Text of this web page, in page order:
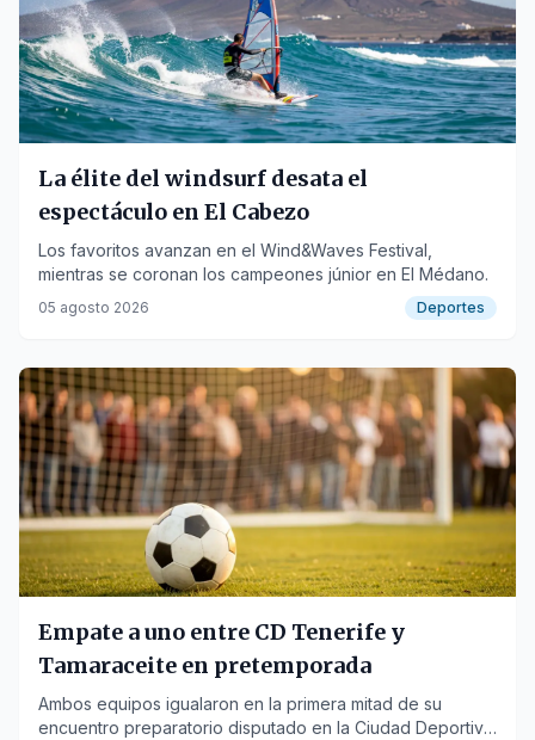
La élite del windsurf desata el
espectáculo en El Cabezo
Los favoritos avanzan en el Wind&Waves Festival,
mientras se coronan los campeones júnior en El Médano.
05 agosto 2026 Deportes
Empate a uno entre CD Tenerife y
Tamaraceite en pretemporada
Ambos equipos igualaron en la primera mitad de su
encuentro preparatorio disputado en la Ciudad Deportiva